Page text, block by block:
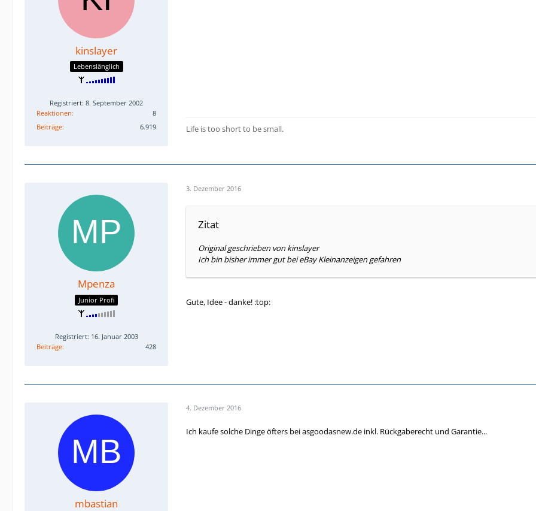
kinslayer
Lebenslänglich
Registriert: 8. September 2002
Reaktionen
8
Beiträge
6.919 Life is too short to be small.
Mpenza
Junior Profi
Registriert: 16. Januar 2003
Beiträge
428
3. Dezember 2016
Zitat
Original geschrieben von kinslayer
Ich bin bisher immer gut bei eBay Kleinanzeigen gefahren
Gute, Idee - danke! :top:
mbastian
4. Dezember 2016
Ich kaufe solche Dinge öfters bei asgoodasnew.de inkl. Rückgaberecht und Garantie...